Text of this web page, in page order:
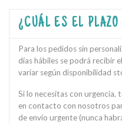
¿CUÁL ES EL
Para los pedidos sin
días hábiles se podrá recibir
variar según disponibilidad
Si lo necesitas con urgencia,
en contacto con nosotros
de envío urgente (nunca